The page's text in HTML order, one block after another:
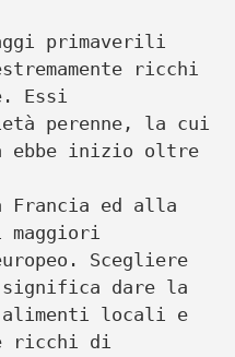
primaverili
ricchi
Essi
perenne, la cui
ebbe inizio oltre
ed alla
maggiori
Scegliere
significa dare la
alimenti locali e
ricchi di